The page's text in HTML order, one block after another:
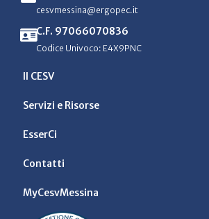
cesvmessina@ergopec.it
C.F. 97066070836
Codice Univoco: E4X9PNC
Il CESV
Servizi e Risorse
EsserCi
Contatti
MyCesvMessina